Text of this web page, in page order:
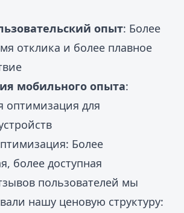
опыт: Более
отклика и более плавное
мобильного опыта:
оптимизация для
Более
более доступная
пользователей мы
нашу ценовую структуру: